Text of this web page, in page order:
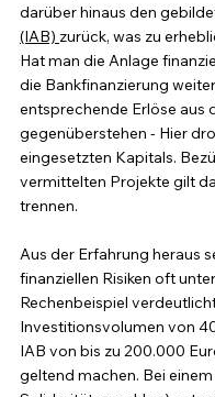
darüber hinaus den
(IAB) zurück, was zu
Hat man die Anlage
die Bankfinanzierung
entsprechende Erlöse aus
gegenüberstehen - Hier
eingesetzten Kapitals.
vermittelten Projekte gilt
trennen.
Aus der Erfahrung heraus
finanziellen Risiken oft
Rechenbeispiel
Investitionsvolumen von
IAB von bis zu 200.000
geltend machen. Bei einem